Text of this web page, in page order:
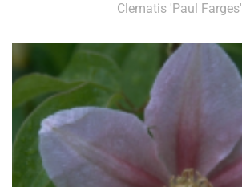
Clematis 'Paul Farges'